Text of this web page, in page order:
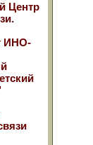
Центр
ИНО-